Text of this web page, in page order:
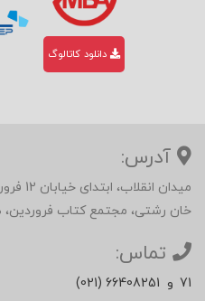
دانلود کاتالوگ
آدرس:
میدان
خان رشتی، مجتمع کتاب فروردین،
تماس:
(021) 66408251 و 71